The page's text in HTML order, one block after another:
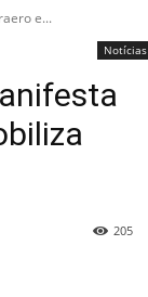
e...
Notícias
205